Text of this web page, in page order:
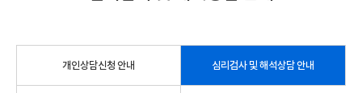
개인상담신청 안내 심리검사 및 해석상담 안내